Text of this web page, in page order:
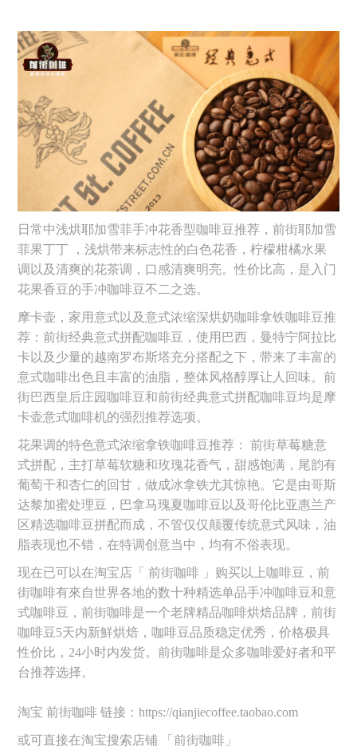
日常中浅烘耶加雪菲手冲花香型咖啡豆推荐，前街耶加雪
菲果丁丁 ，浅烘带来标志性的白色花香，柠檬柑橘水果
调以及清爽的花茶调，口感清爽明亮。性价比高，是入门
花果香豆的手冲咖啡豆不二之选。
摩卡壶，家用意式以及意式浓缩深烘奶咖啡拿铁咖啡豆推
荐：前街经典意式拼配咖啡豆，使用巴西，曼特宁阿拉比
卡以及少量的越南罗布斯塔充分搭配之下，带来了丰富的
意式咖啡出色且丰富的油脂，整体风格醇厚让人回味。前
街巴西皇后庄园咖啡豆和前街经典意式拼配咖啡豆均是摩
卡壶意式咖啡机的强烈推荐选项。
花果调的特色意式浓缩拿铁咖啡豆推荐： 前街草莓糖意
式拼配，主打草莓软糖和玫瑰花香气，甜感饱满，尾韵有
葡萄干和杏仁的回甘，做成冰拿铁尤其惊艳。它是由哥斯
达黎加蜜处理豆，巴拿马瑰夏咖啡豆以及哥伦比亚惠兰产
区精选咖啡豆拼配而成，不管仅仅颠覆传统意式风味，油
脂表现也不错，在特调创意当中，均有不俗表现。
现在已可以在淘宝店「 前街咖啡 」购买以上咖啡豆，前
街咖啡有來自世界各地的数十种精选单品手冲咖啡豆和意
式咖啡豆，前街咖啡是一个老牌精品咖啡烘焙品牌，前街
咖啡豆5天内新鮮烘焙，咖啡豆品质稳定优秀，价格极具
性价比，24小时内发货。前街咖啡是众多咖啡爱好者和平
台推荐选择。
淘宝 前街咖啡 链接：https://qianjiecoffee.taobao.com
或可直接在淘宝搜索店铺 「前街咖啡」